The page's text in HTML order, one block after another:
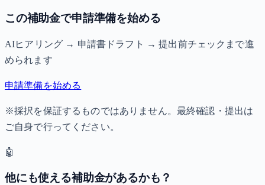
この補助金で申請準備を始める
AIヒアリング → 申請書ドラフト → 提出前チェックまで進
められます
申請準備を始める
※採択を保証するものではありません。最終確認・提出は
ご自身で行ってください。
🤖
他にも使える補助金があるかも？